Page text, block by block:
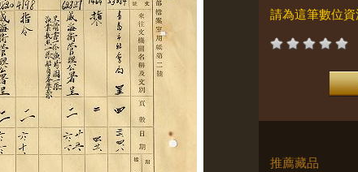
請為這筆數位
推薦藏品